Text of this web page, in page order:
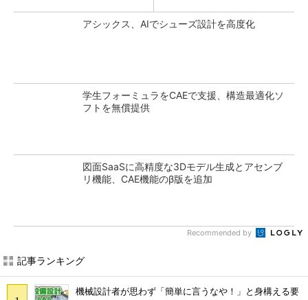
アシックス、AIでシューズ設計を高度化
学生フォーミュラをCAEで支援、構造最適化ソ
フトを無償提供
図面SaaSに高精度な3Dモデル生成とアセンブ
リ機能、CAE機能のβ版を追加
Recommended by
記事ランキング
機械設計者が思わず「簡単に言うなや！」と身構える要